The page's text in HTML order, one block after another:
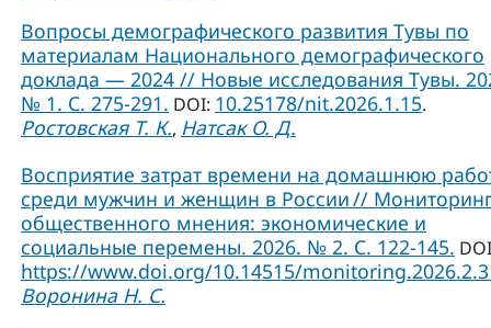
Вопросы демографического развития Тувы по
материалам Национального демографического
доклада — 2024 // Новые исследования Тувы.
№ 1. С. 275-291. DOI: 10.25178/nit.2026.1.15.
Ростовская Т. К., Натсак О. Д.
Восприятие затрат времени на домашнюю
среди мужчин и женщин в России //
общественного мнения: экономические и
социальные перемены. 2026. № 2. С. 122-145.
https://www.doi.org/10.14515/
Воронина Н. С.